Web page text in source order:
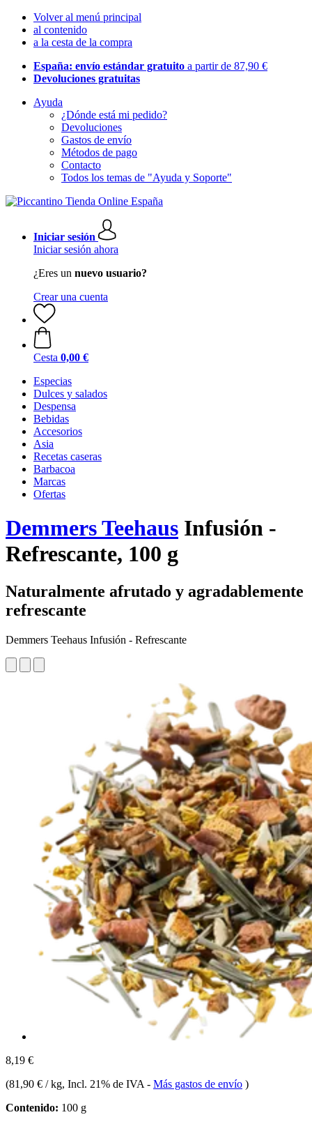
Volver al menú principal
al contenido
a la cesta de la compra
España: envío estándar gratuito a partir de 87,90 €
Devoluciones gratuitas
Ayuda
¿Dónde está mi pedido?
Devoluciones
Gastos de envío
Métodos de pago
Contacto
Todos los temas de "Ayuda y Soporte"
Iniciar sesión
Iniciar sesión ahora
¿Eres un nuevo usuario?
Crear una cuenta
Cesta 0,00 €
Especias
Dulces y salados
Despensa
Bebidas
Accesorios
Asia
Recetas caseras
Barbacoa
Marcas
Ofertas
Demmers Teehaus Infusión -
Refrescante, 100 g
Naturalmente afrutado y agradablemente
refrescante
Demmers Teehaus Infusión - Refrescante
8,19 €
(81,90 € / kg, Incl. 21% de IVA - Más gastos de envío )
Contenido: 100 g